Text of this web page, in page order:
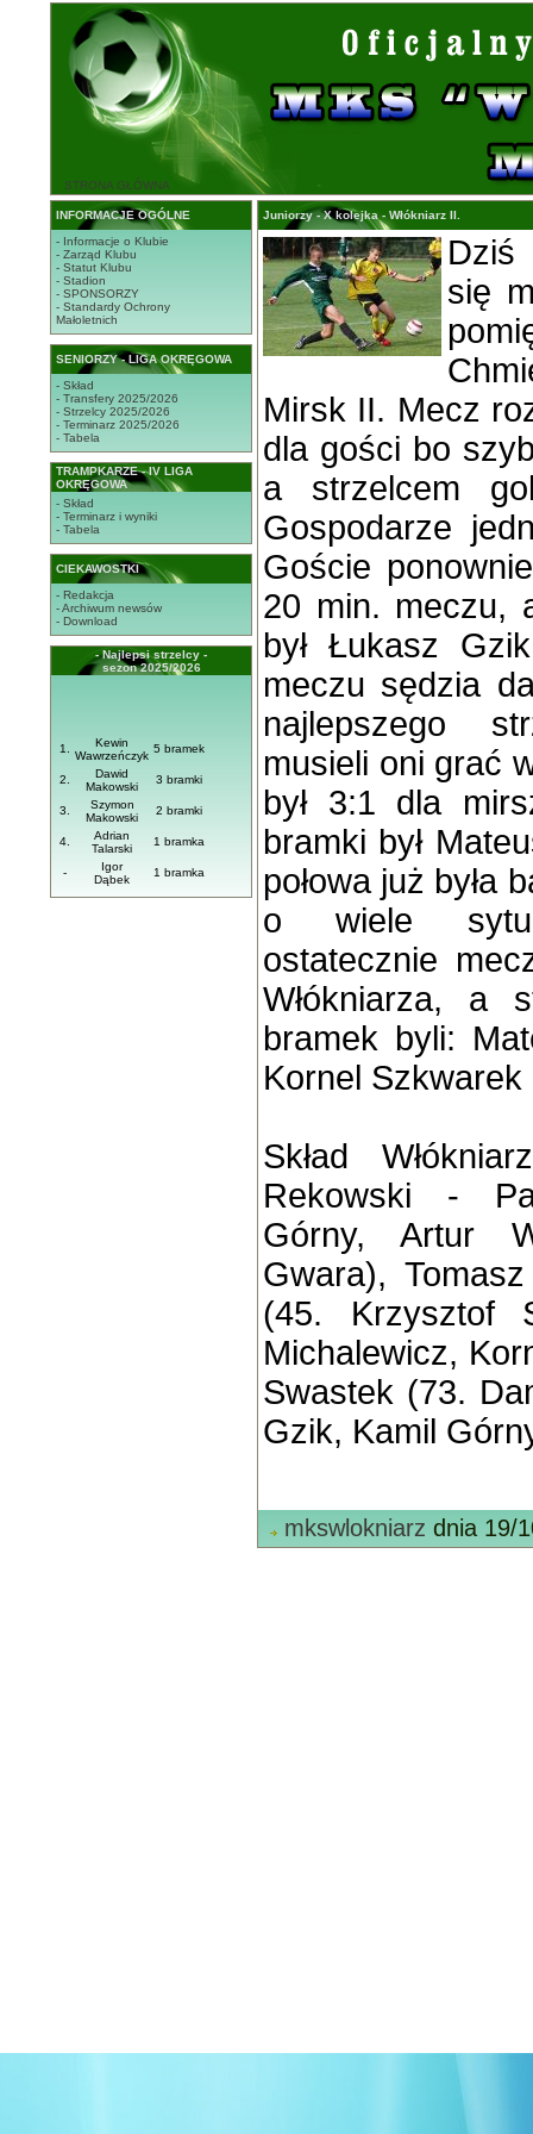
STRONA GŁÓWNA
INFORMACJE OGÓLNE
- Informacje o Klubie
- Zarząd Klubu
- Statut Klubu
- Stadion
- SPONSORZY
- Standardy Ochrony
Małoletnich
SENIORZY - LIGA OKRĘGOWA
- Skład
- Transfery 2025/2026
- Strzelcy 2025/2026
- Terminarz 2025/2026
- Tabela
TRAMPKARZE - IV LIGA
OKRĘGOWA
- Skład
- Terminarz i wyniki
- Tabela
CIEKAWOSTKI
- Redakcja
- Archiwum newsów
- Download
- Najlepsi strzelcy -
sezon 2025/2026
1.
Kewin
Wawrzeńczyk
5 bramek
2.
Dawid
Makowski
3 bramki
3.
Szymon
Makowski
2 bramki
4.
Adrian
Talarski
1 bramka
-
Igor
Dąbek
1 bramka
Juniorzy - X kolejka - Włókniarz II.
Dziś
się
Mirsk II. Mecz
dla gości bo
a strzelcem
Gospodarze
Goście
20 min. meczu,
był Łukasz
meczu sędzia
najlepszego
musieli oni grać
był 3:1 dla
bramki był
połowa już była
o wiele
ostatecznie
Włókniarza, a
bramek byli:
Kornel
Skład
Rekowski -
Górny, Artur
Gwara),
(45. Krzysztof
Michalewicz,
Swastek (73.
Gzik, Kamil
mkswlokniarz dnia 19/